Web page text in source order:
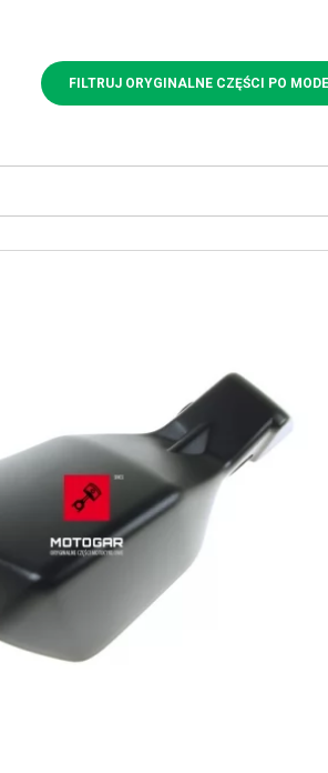
FILTRUJ ORYGINALNE CZĘŚCI PO